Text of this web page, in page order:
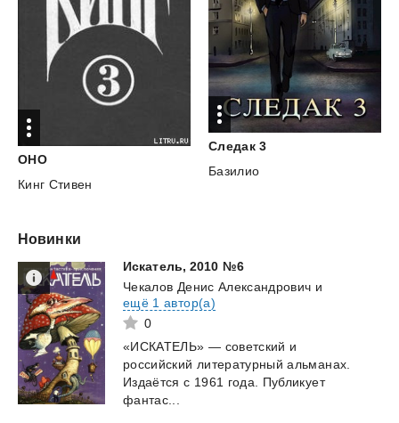
ОНО
Кинг Стивен
Следак 3
Базилио
Новинки
Искатель, 2010 №6
Чекалов Денис Александрович и
ещё 1 автор(а)
0
«ИСКАТЕЛЬ» — советский и
российский литературный альманах.
Издаётся с 1961 года. Публикует
фантас...